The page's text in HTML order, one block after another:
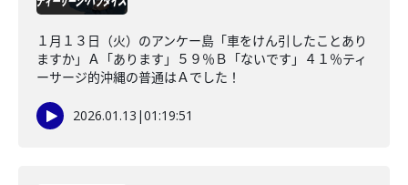
１月１３日（火）のアンケー島「車をけん引したことあり
ますか」Ａ「あります」５９％Ｂ「ないです」４１％ティ
ーサージ的沖縄の普通はＡでした！
2026.01.13 |01:19:51